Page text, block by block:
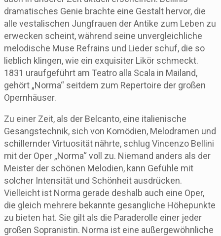
dramatisches Genie brachte eine Gestalt hervor, die
alle vestalischen Jungfrauen der Antike zum Leben zu
erwecken scheint, während seine unvergleichliche
melodische Muse Refrains und Lieder schuf, die so
lieblich klingen, wie ein exquisiter Likör schmeckt.
1831 uraufgeführt am Teatro alla Scala in Mailand,
gehört „Norma“ seitdem zum Repertoire der großen
Opernhäuser.
Zu einer Zeit, als der Belcanto, eine italienische
Gesangstechnik, sich von Komödien, Melodramen und
schillernder Virtuosität nährte, schlug Vincenzo Bellini
mit der Oper „Norma“ voll zu. Niemand anders als der
Meister der schönen Melodien, kann Gefühle mit
solcher Intensität und Schönheit ausdrücken.
Vielleicht ist Norma gerade deshalb auch eine Oper,
die gleich mehrere bekannte gesangliche Höhepunkte
zu bieten hat. Sie gilt als die Paraderolle einer jeder
großen Sopranistin. Norma ist eine außergewöhnliche